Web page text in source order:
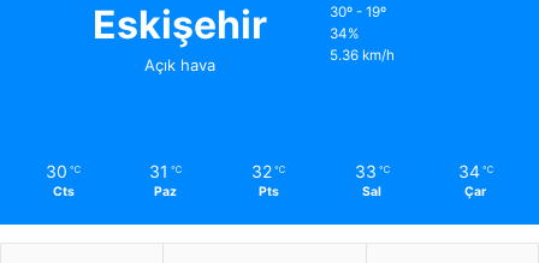
Eskişehir
Açık hava
30º - 19º
34%
5.36 km/h
30 ℃
Cts
31 ℃
Paz
32 ℃
Pts
33 ℃
Sal
34 ℃
Çar